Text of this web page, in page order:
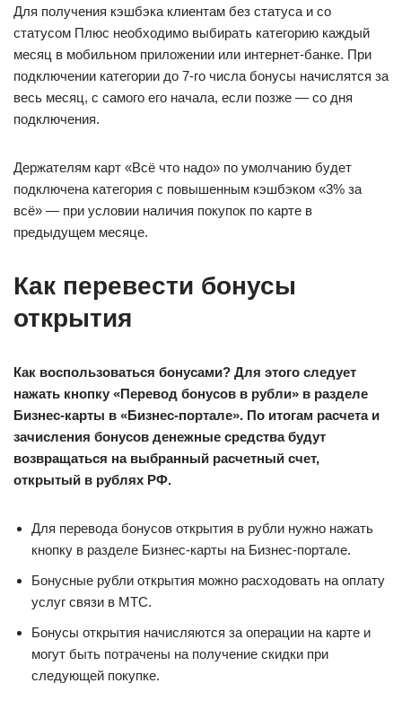
Для получения кэшбэка клиентам без статуса и со
статусом Плюс необходимо выбирать категорию каждый
месяц в мобильном приложении или интернет-банке. При
подключении категории до 7-го числа бонусы начислятся за
весь месяц, с самого его начала, если позже — со дня
подключения.
Держателям карт «Всё что надо» по умолчанию будет
подключена категория с повышенным кэшбэком «3% за
всё» — при условии наличия покупок по карте в
предыдущем месяце.
Как перевести бонусы
открытия
Как воспользоваться бонусами? Для этого следует
нажать кнопку «Перевод бонусов в рубли» в разделе
Бизнес-карты в «Бизнес-портале». По итогам расчета и
зачисления бонусов денежные средства будут
возвращаться на выбранный расчетный счет,
открытый в рублях РФ.
Для перевода бонусов открытия в рубли нужно нажать
кнопку в разделе Бизнес-карты на Бизнес-портале.
Бонусные рубли открытия можно расходовать на оплату
услуг связи в МТС.
Бонусы открытия начисляются за операции на карте и
могут быть потрачены на получение скидки при
следующей покупке.